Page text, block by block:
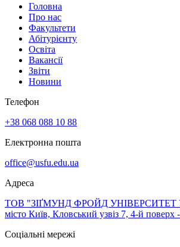
Головна
Про нас
Факультети
Абітурієнту
Освіта
Вакансії
Звіти
Новини
Телефон
+38 068 088 10 88
Електронна пошта
office@usfu.edu.ua
Адреса
ТОВ "ЗІҐМУНД ФРОЙД УНІВЕРСИТЕТ
місто Київ, Кловський узвіз 7, 4-й поверх
Соціальні мережі